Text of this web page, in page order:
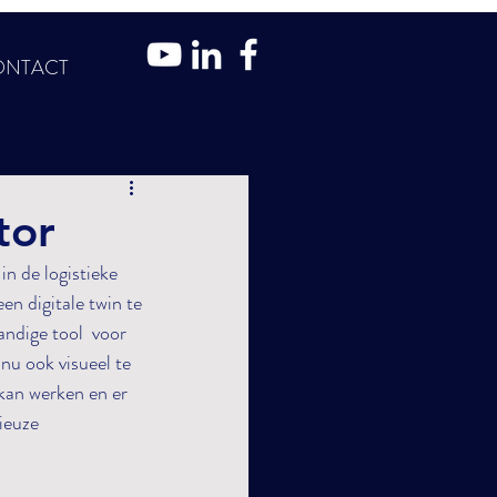
de logistieke
digitale twin te
tool  voor
ook visueel te
werken en er